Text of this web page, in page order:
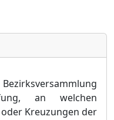
an welchen
Kreuzungen der